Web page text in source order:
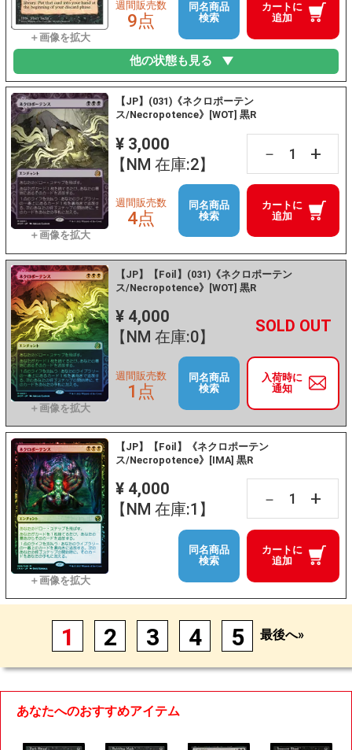
カートに
追加
週間販売数
9点
同名商品
検索
他の状態も見る
【JP】(031)《ネクロポーテン
ス/Necropotence》[WOT] 黒R
¥ 3,000
【NM 在庫:2】
－ +
カートに
追加
週間販売数
4点
同名商品
検索
【JP】【Foil】(031)《ネクロポーテン
ス/Necropotence》[WOT] 黒R
¥ 4,000
【NM 在庫:0】
－ +
入荷時に
通知
週間販売数
1点
同名商品
検索
【JP】【Foil】《ネクロポーテン
ス/Necropotence》[IMA] 黒R
¥ 4,000
【NM 在庫:1】
－ +
カートに
追加
同名商品
検索
1 2 3 4 5 最後へ»
あなたへのおすすめアイテム